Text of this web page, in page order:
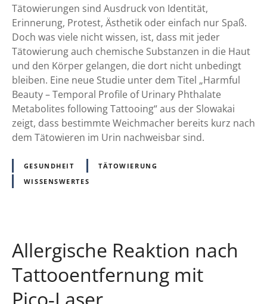
A
)
m
f
u
l
B
e
a
u
t
y
N
e
u
i
e
Tätowierungen sind Ausdruck von Identität,
Erinnerung, Protest, Ästhetik oder einfach nur Spaß.
Doch was viele nicht wissen, ist, dass mit jeder
Tätowierung auch chemische Substanzen in die Haut
und den Körper gelangen, die dort nicht unbedingt
bleiben. Eine neue Studie unter dem Titel „Harmful
Beauty – Temporal Profile of Urinary Phthalate
Metabolites following Tattooing“ aus der Slowakai
zeigt, dass bestimmte Weichmacher bereits kurz nach
dem Tätowieren im Urin nachweisbar sind.
GESUNDHEIT
TÄTOWIERUNG
WISSENSWERTES
Allergische Reaktion nach
Tattooentfernung mit
Pico‑Laser